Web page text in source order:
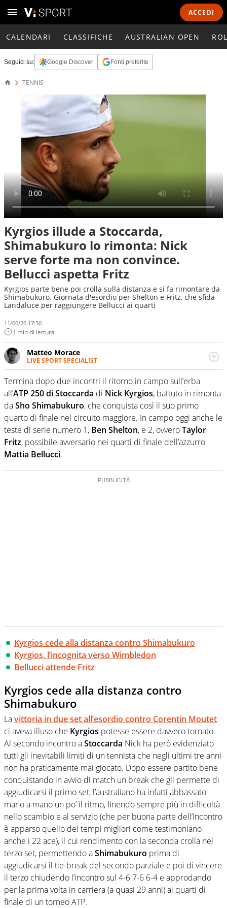
ACCEDI
CALENDARI CLASSIFICHE AUSTRALIAN OPEN
Seguici su: Google Discover Fonti preferite
TENNIS
Kyrgios illude a Stoccarda,
Shimabukuro lo rimonta: Nick
serve forte ma non convince.
Bellucci aspetta Fritz
Kyrgios parte bene poi crolla sulla distanza e si fa rimontare da
Shimabukuro. Giornata d'esordio per Shelton e Fritz, che sfida
Landaluce per raggiungere Bellucci ai quarti
11/06/26 17:30
3 min di lettura
Matteo Morace
LIVE SPORT SPECIALIST
La multimedialità quale approccio personale e
professionale. Ama raccontare lo sport focalizzando ogni
attenzione sul tempo reale: la verità della dirette non
sono opinioni ma fatti
Termina dopo due incontri il ritorno in campo sull’erba
all’ATP 250 di Stoccarda di Nick Kyrgios, battuto in rimonta
daSho Shimabukuro, che conquista così il suo primo
quarto di finale nel circuito maggiore. In campo oggi anche le
teste di serie numero 1, Ben Shelton, e 2, ovveroTaylor
Fritz, possibile avversario nei quarti di finale dell’azzurro
Mattia Bellucci.
Kyrgios cede alla distanza contro Shimabukuro
Kyrgios, l’incognita verso Wimbledon
Bellucci attende Fritz
Kyrgios cede alla distanza contro
Shimabukuro
Lavittoria in due set all’esordio contro Corentin Moutet
ci aveva illuso che Kyrgios potesse essere davvero tornato.
Al secondo incontro aStoccarda Nick ha però evidenziato
tutti gli inevitabili limiti di un tennista che negli ultimi tre anni
non ha praticamente mai giocato. Dopo essere partito bene
conquistando in avvio di match un break che gli permette di
aggiudicarsi il primo set, l’australiano ha infatti abbassato
mano a mano un po’ il ritmo, finendo sempre più in difficoltà
nello scambio e al servizio (che per buona parte dell’incontro
è apparso quello dei tempi migliori come testimoniano
anche i 22 ace), il cui rendimento con la seconda crolla nel
terzo set, permettendo aShimabukuro prima di
aggiudicarsi il tie-break del secondo parziale e poi di vincere
il terzo chiudendo l’incontro sul 4-6 7-6 6-4 e approdando
per la prima volta in carriera (a quasi 29 anni) ai quarti di
finale di un torneo ATP.